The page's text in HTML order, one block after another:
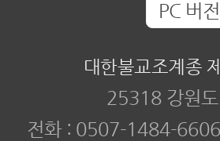
PC 버전
대한불교조계종
25318 강원
전화 : 0507-1484-